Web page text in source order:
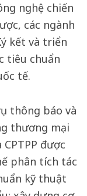
nghệ chiến
các ngành
kết và triển
tiêu chuẩn
tế.
thông báo và
thương mại
được
phân tích tác
kỹ thuật